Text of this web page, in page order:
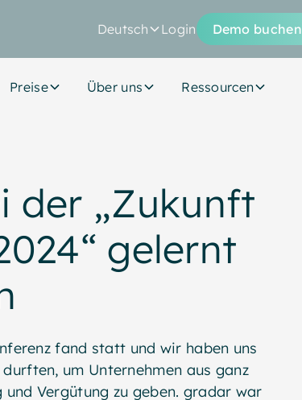
Deutsch Login Demo buchen
Preise Über uns Ressourcen
der „Zukunft
gelernt
fand statt und wir haben uns
um Unternehmen aus ganz
Vergütung zu geben. gradar war